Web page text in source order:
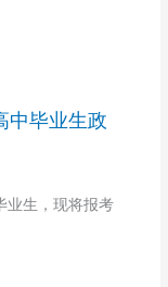
中毕业生政
业生，现将报考